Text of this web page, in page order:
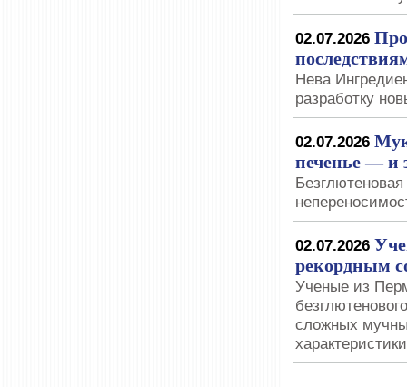
02.07.2026
Нева
разработку
02.07.2026
печенье — и
02.07.2026
рекордным
Ученые из
сложных
характеристики